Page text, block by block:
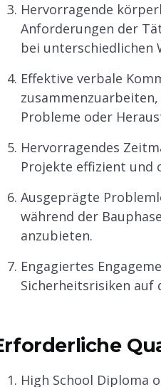
Hervorragende
Anforderungen der
bei unterschiedlichen
Effektive verbale
Probleme oder
Hervorragendes
Projekte effizient und
Ausgeprägte
während der
anzubieten.
Engagiertes
Sicherheitsrisiken auf
High School Diploma